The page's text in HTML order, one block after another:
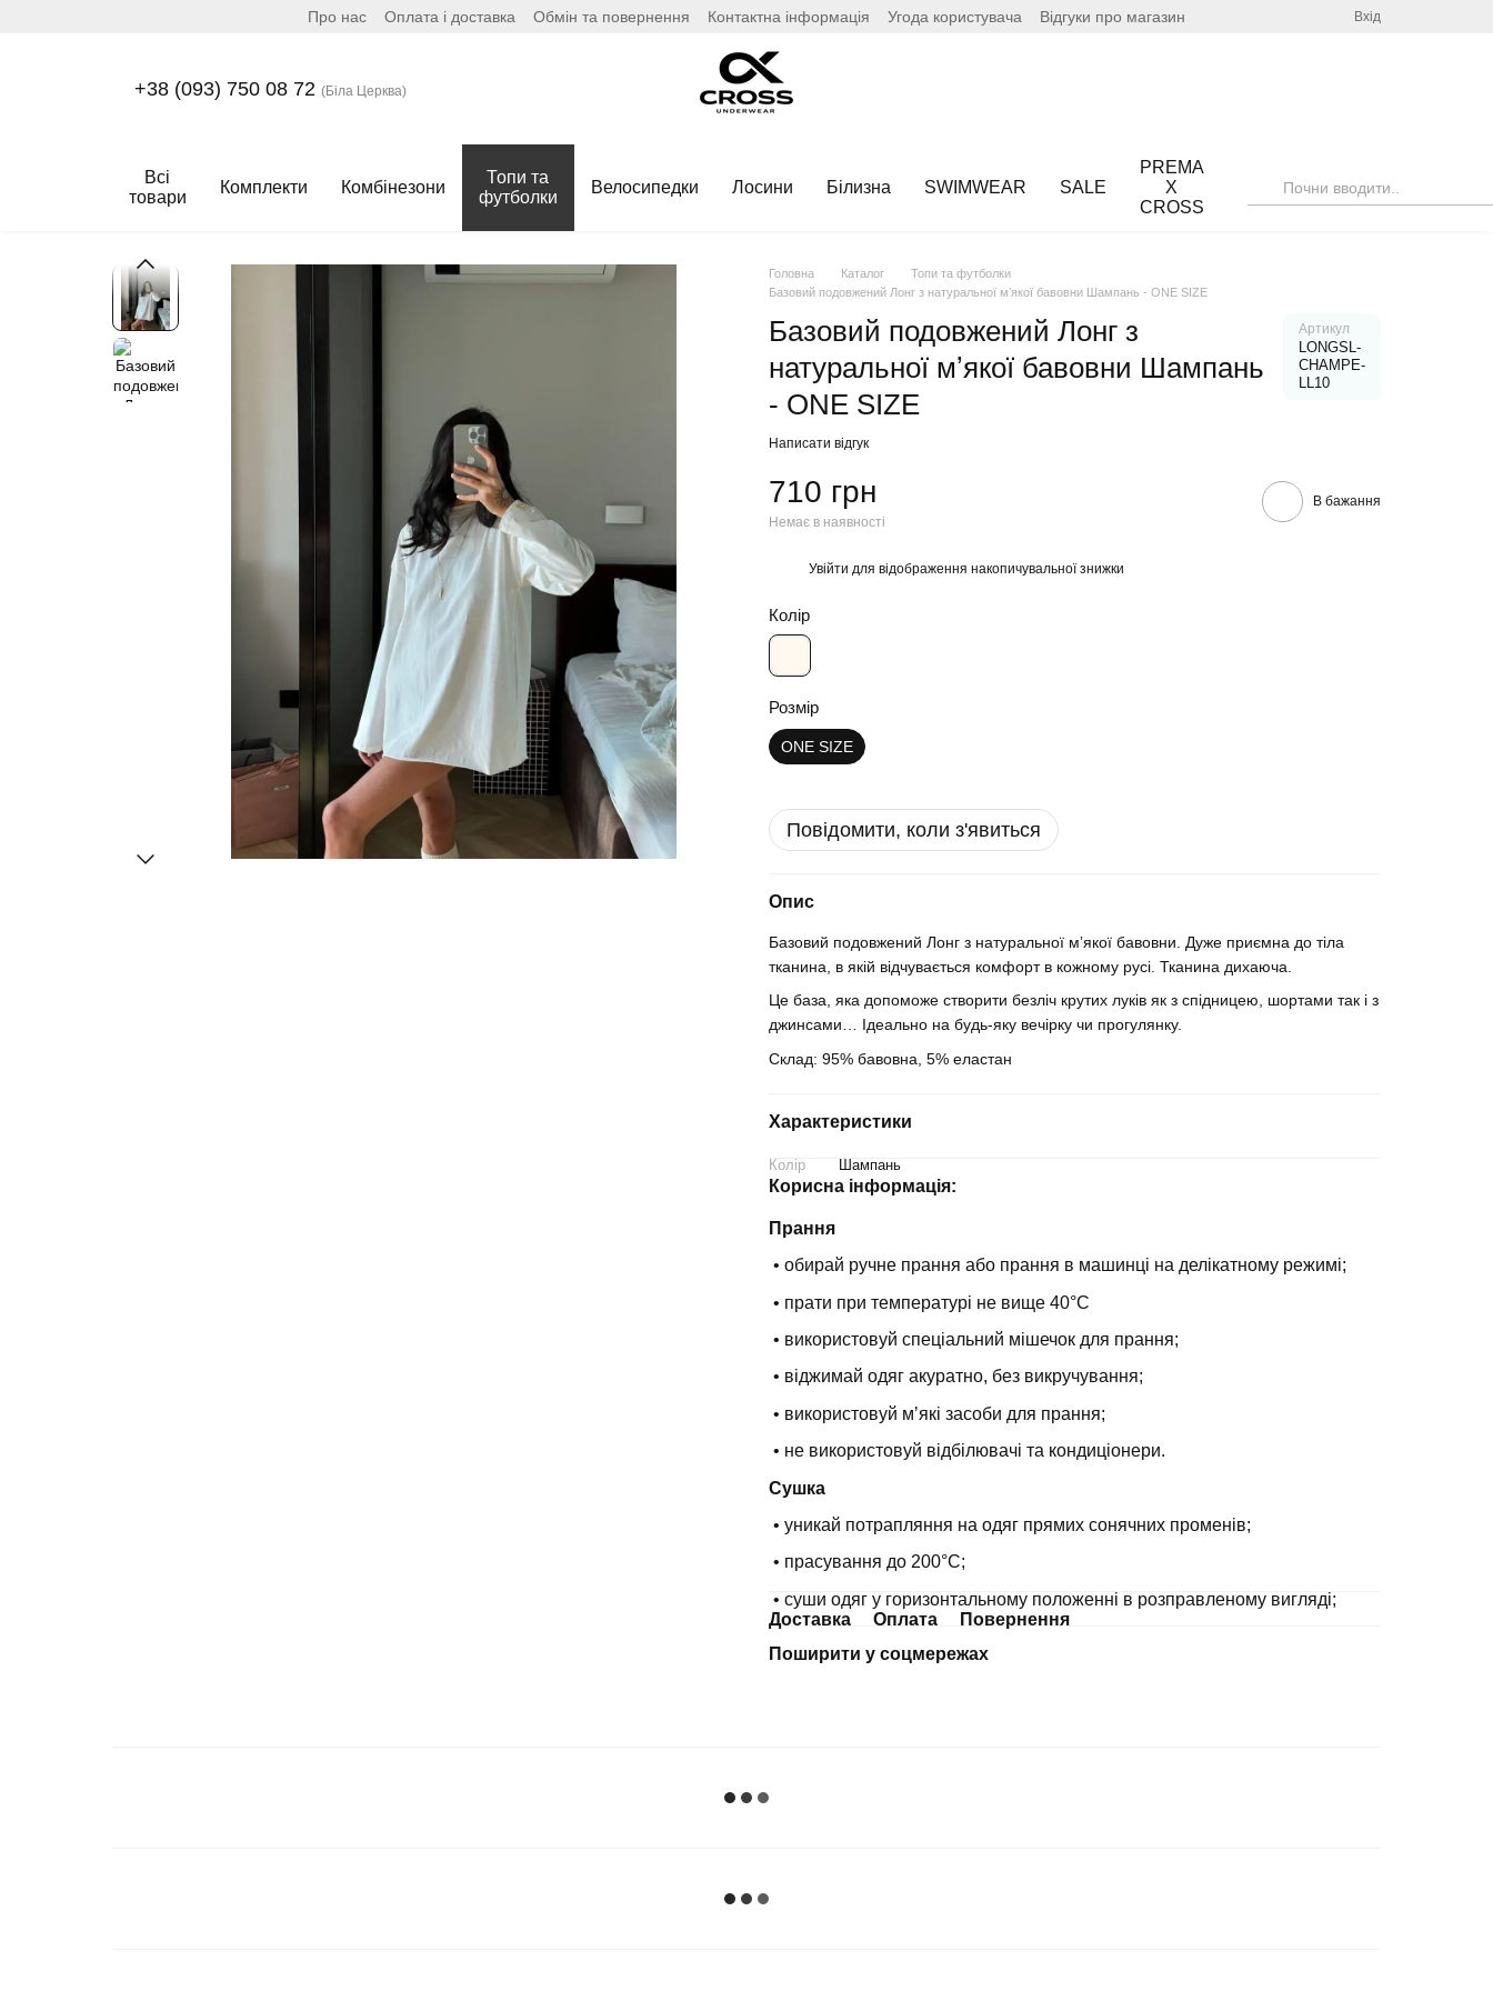
Про нас Оплата і доставка Обмін та повернення Контактна інформація Угода користувача Відгуки про магазин Вхід
+38 (093) 750 08 72 (Біла Церква)
Всі
товари
Комплекти Комбінезони
Топи та
футболки
Велосипедки Лосини Білизна SWIMWEAR SALE
PREMA
X
CROSS
Головна Каталог
Топи та футболки
Базовий подовжений Лонг з натуральної мʼякої бавовни Шампань - ONE SIZE
Базовий подовжений Лонг з
натуральної мʼякої бавовни Шампань
- ONE SIZE
Артикул
LONGSL-
CHAMPE-
LL10
Написати відгук
710 грн
Немає в наявності
В бажання
Увійти для відображення накопичувальної знижки
Колір
Розмір
ONE SIZE
Повідомити, коли з'явиться
Опис
Базовий подовжений Лонг з натуральної мʼякої бавовни. Дуже приємна до тіла
тканина, в якій відчувається комфорт в кожному русі. Тканина дихаюча.
Це база, яка допоможе створити безліч крутих луків як з спідницею, шортами так і з
джинсами… Ідеально на будь-яку вечірку чи прогулянку.
Склад: 95% бавовна, 5% еластан
Характеристики
Колір Шампань
Корисна інформація:
Прання
• обирай ручне прання або прання в машинці на делікатному режимі;
• прати при температурі не вище 40°С
• використовуй спеціальний мішечок для прання;
• віджимай одяг акуратно, без викручування;
• використовуй мʼякі засоби для прання;
• не використовуй відбілювачі та кондиціонери.
Сушка
• уникай потрапляння на одяг прямих сонячних променів;
• прасування до 200°С;
• суши одяг у горизонтальному положенні в розправленому вигляді;
Доставка
Оплата
Повернення
Поширити у соцмережах